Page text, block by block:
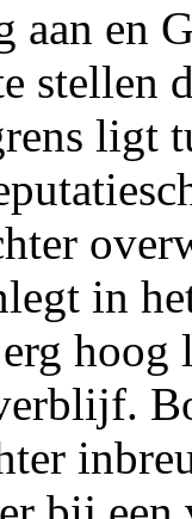
aan en
stellen
ligt
in